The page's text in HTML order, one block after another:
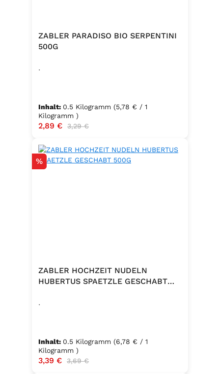
ZABLER PARADISO BIO SERPENTINI
500G
.
Inhalt: 0.5 Kilogramm (5,78 € / 1
Kilogramm )
Verkaufspreis:
2,89 € Regulärer Preis:
3,29 €
Rabatt
%
ZABLER HOCHZEIT NUDELN
HUBERTUS SPAETZLE GESCHABT
.
Inhalt: 0.5 Kilogramm (6,78 € / 1
Kilogramm )
Verkaufspreis:
3,39 € Regulärer Preis:
3,69 €